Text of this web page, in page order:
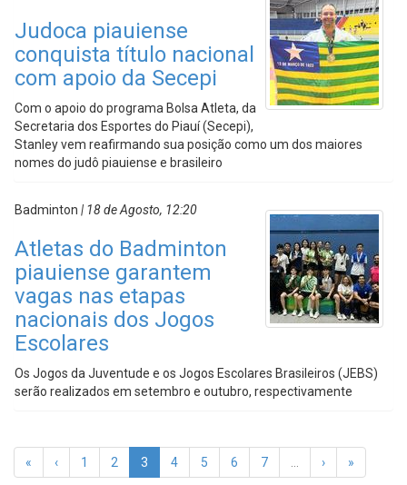
Judoca piauiense
conquista título nacional
com apoio da Secepi
Com o apoio do programa Bolsa Atleta, da
Secretaria dos Esportes do Piauí (Secepi),
Stanley vem reafirmando sua posição como um dos maiores
nomes do judô piauiense e brasileiro
Badminton | 18 de Agosto, 12:20
Atletas do Badminton
piauiense garantem
vagas nas etapas
nacionais dos Jogos
Escolares
Os Jogos da Juventude e os Jogos Escolares Brasileiros (JEBS)
serão realizados em setembro e outubro, respectivamente
« ‹ 1 2 3 4 5 6 7 › »